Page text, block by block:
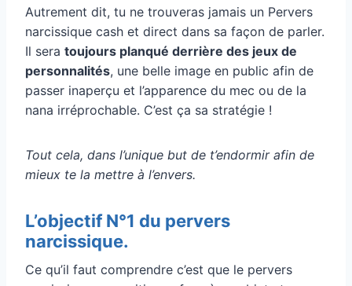
Autrement dit, tu ne trouveras jamais un Pervers
narcissique cash et direct dans sa façon de parler.
Il sera toujours planqué derrière des jeux de
personnalités, une belle image en public afin de
passer inaperçu et l’apparence du mec ou de la
nana irréprochable. C’est ça sa stratégie !
Tout cela, dans l’unique but de t’endormir afin de
mieux te la mettre à l’envers.
L’objectif N°1 du pervers
narcissique.
Ce qu’il faut comprendre c’est que le pervers